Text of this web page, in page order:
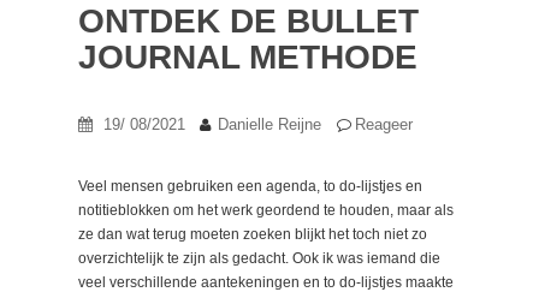
ONTDEK DE BULLET
JOURNAL METHODE
19/ 08/2021 Danielle Reijne Reageer
Veel mensen gebruiken een agenda, to do-lijstjes en
notitieblokken om het werk geordend te houden, maar als
ze dan wat terug moeten zoeken blijkt het toch niet zo
overzichtelijk te zijn als gedacht. Ook ik was iemand die
veel verschillende aantekeningen en to do-lijstjes maakte